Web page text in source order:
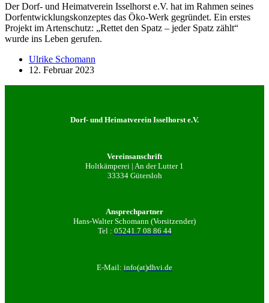
Der Dorf- und Heimatverein Isselhorst e.V. hat im Rahmen seines
Dorfentwicklungskonzeptes das Öko-Werk gegründet. Ein erstes
Projekt im Artenschutz: „Rettet den Spatz – jeder Spatz zählt“
wurde ins Leben gerufen.
Ulrike Schomann
12. Februar 2023
Dorf- und Heimatverein Isselhorst e.V.
Vereinsanschrift
Holtkämperei | An der Lutter 1
33334 Gütersloh
Ansprechpartner
Hans-Walter Schomann (Vorsitzender)
Tel : 05241.7 08 86 44
E-Mail: info(at)dhvi.de